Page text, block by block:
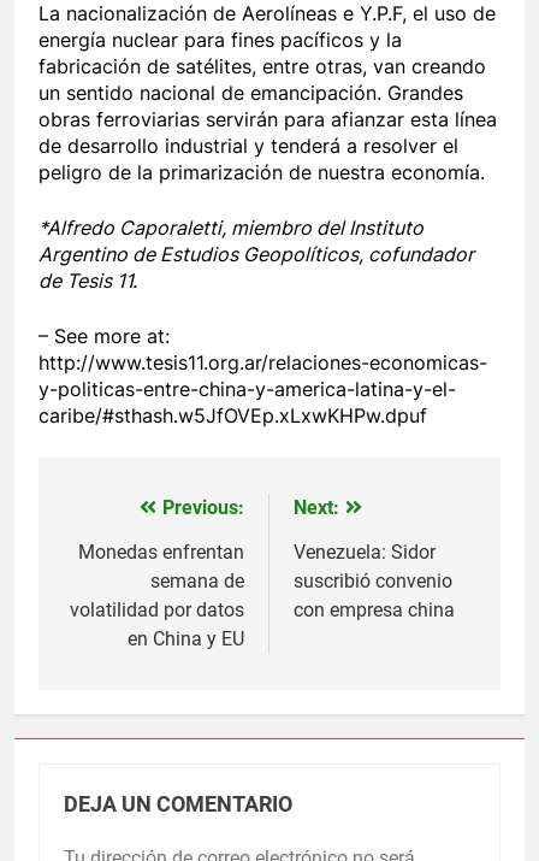
La nacionalización de Aerolíneas e Y.P.F, el uso de
energía nuclear para fines pacíficos y la
fabricación de satélites, entre otras, van creando
un sentido nacional de emancipación. Grandes
obras ferroviarias servirán para afianzar esta línea
de desarrollo industrial y tenderá a resolver el
peligro de la primarización de nuestra economía.
*Alfredo Caporaletti, miembro del Instituto
Argentino de Estudios Geopolíticos, cofundador
de Tesis 11.
– See more at:
http://www.tesis11.org.ar/relaciones-economicas-
y-politicas-entre-china-y-america-latina-y-el-
caribe/#sthash.w5JfOVEp.xLxwKHPw.dpuf
Navegación
de
entradas
Previous:
Monedas enfrentan
semana de
volatilidad por datos
en China y EU
Next:
Venezuela: Sidor
suscribió convenio
con empresa china
DEJA UN COMENTARIO